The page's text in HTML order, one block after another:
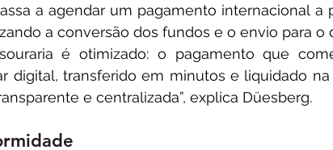
a agendar um pagamento internacional a
a conversão dos fundos e o envio para o
é otimizado: o pagamento que
digital, transferido em minutos e liquidado
e centralizada”, explica Düesberg.